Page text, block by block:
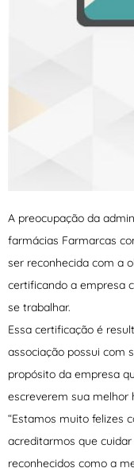
A preocupação da
farmácias Farmarcas
ser reconhecida com a
certificando a empresa
se trabalhar.
Essa certificação é
associação possui com
propósito da empresa
escreverem sua melhor
“Estamos muito felizes
acreditarmos que
reconhecidos como a